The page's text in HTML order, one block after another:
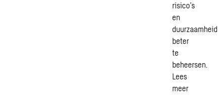
risico’s
en
duurzaamheid
beter
te
beheersen.
Lees
meer